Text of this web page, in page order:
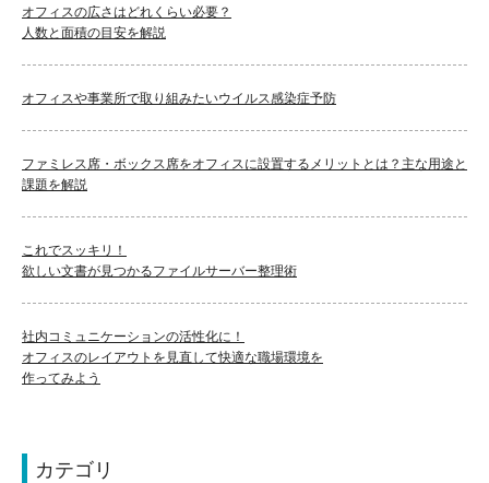
オフィスの広さはどれくらい必要？
人数と面積の目安を解説
オフィスや事業所で取り組みたいウイルス感染症予防
ファミレス席・ボックス席をオフィスに設置するメリットとは？主な用途と
課題を解説
これでスッキリ！
欲しい文書が見つかるファイルサーバー整理術
社内コミュニケーションの活性化に！
オフィスのレイアウトを見直して快適な職場環境を
作ってみよう
カテゴリ